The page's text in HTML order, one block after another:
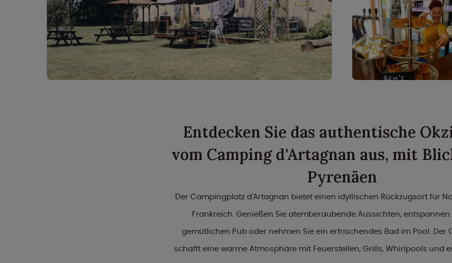
Entdecken Sie das authentische
vom Camping d'Artagnan aus, mit
Pyrenäen
Der Campingplatz d'Artagnan bietet einen idyllischen Rückzugsort für
Frankreich. Genießen Sie atemberaubende Aussichten, entspannen
gemütlichen Pub oder nehmen Sie ein erfrischendes Bad im Pool. Der
schafft eine warme Atmosphäre mit Feuerstellen, Grills, Whirlpools und